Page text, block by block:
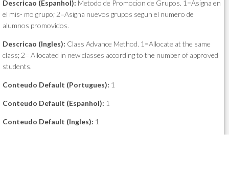
Descricao (Espanhol): Metodo de Promocion de Grupos. 1=Asigna en
el mis- mo grupo; 2=Asigna nuevos grupos segun el numero de
alumnos promovidos.
Descricao (Ingles): Class Advance Method. 1=Allocate at the same
class; 2= Allocated in new classes according to the number of approved
students.
Conteudo Default (Portugues): 1
Conteudo Default (Espanhol): 1
Conteudo Default (Ingles): 1